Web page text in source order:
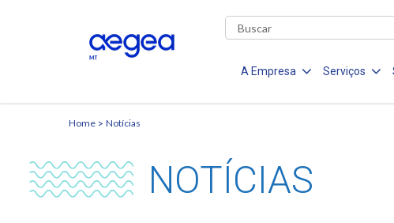
A Empresa Serviços
Home Notícias
NOTÍCIAS